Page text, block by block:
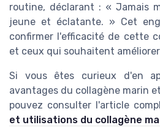
routine, déclarant : « Jamais
jeune et éclatante. » Cet
confirmer l'efficacité de cette
et ceux qui souhaitent
Si vous êtes curieux d'en
avantages du collagène marin
pouvez consulter l'article
et utilisations du collagène